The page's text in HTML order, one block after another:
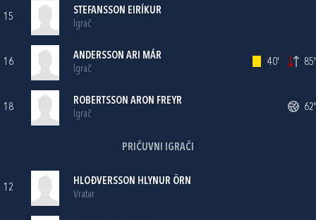
15
STEFANSSON EIRÍKUR
Igrač
16
ANDERSSON ARI MÁR
Igrač
40' 85'
18
ROBERTSSON ARON FREYR
Igrač
62'
PRIČUVNI IGRAČI
12
HLOĐVERSSON HLYNUR ÖRN
Vratar